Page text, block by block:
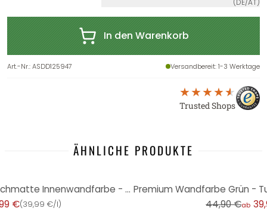
(DE/AT)
In den Warenkorb
Art.-Nr.:ASDD125947 Versandbereit: 1-3 Werktage
Trusted Shops
ÄHNLICHE PRODUKTE
Premium Wandfarbe Blau - Tuchmatte Innenwandfarbe - PURO c4006 emerald green
€(39,99 €/l) 44,90 €ab